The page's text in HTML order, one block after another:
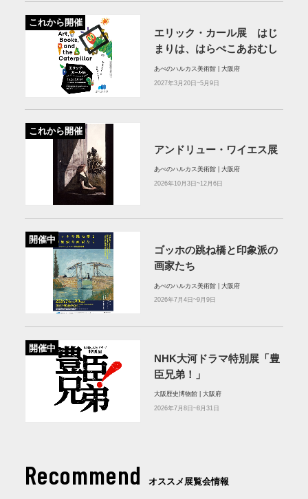
これから開催
エリック・カール展 はじ
まりは、はらぺこあおむし
あべのハルカス美術館 | 大阪府
2027年3月20日~5月9日
これから開催
アンドリュー・ワイエス展
あべのハルカス美術館 | 大阪府
2026年10月3日~12月6日
開催中
ゴッホの跳ね橋と印象派の
画家たち
あべのハルカス美術館 | 大阪府
2026年7月4日~9月9日
開催中
NHK大河ドラマ特別展「豊
臣兄弟！」
大阪歴史博物館 | 大阪府
2026年7月8日~8月31日
Recommend オススメ展覧会情報